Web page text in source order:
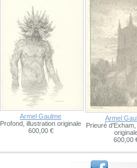
Armel Gaulme
Profond, illustration originale
600,00 €
Armel
Prieuré
600,00